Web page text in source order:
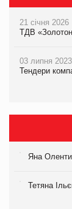
21 січня 2026
ТДВ
03 липня 2023
Тендери
Яна
Тетяна